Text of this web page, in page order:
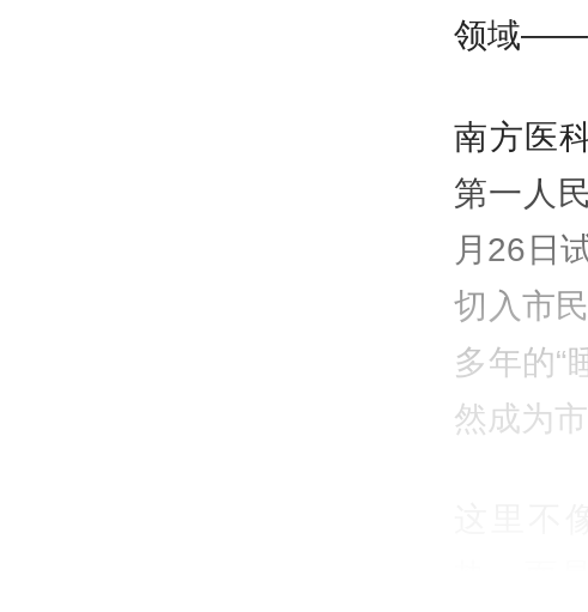
领域——
南方医
第一人
月26日
切入市
多年的“
然成为
热，而